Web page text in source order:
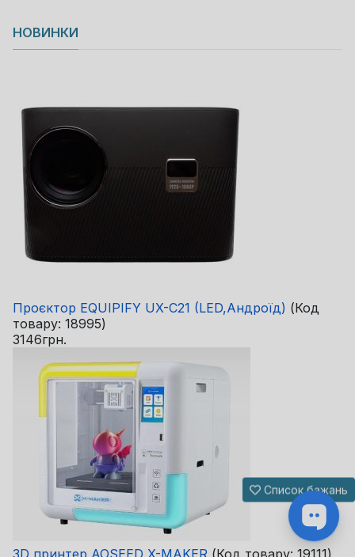
НОВИНКИ
Проєктор EQUIPIFY UX-C21 (LED,Андроїд) (Код
товару: 18995)
3146грн.
3D принтер AOSEED X-MAKER (Код товару: 19111)
Список бажань